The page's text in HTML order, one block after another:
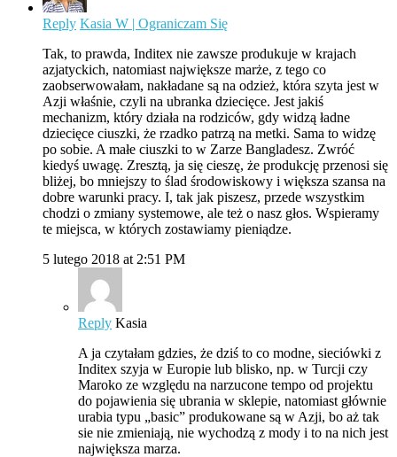
Reply Kasia W | Ograniczam Się
Tak, to prawda, Inditex nie zawsze produkuje w krajach
azjatyckich, natomiast największe marże, z tego co
zaobserwowałam, nakładane są na odzież, która szyta jest w
Azji właśnie, czyli na ubranka dziecięce. Jest jakiś
mechanizm, który działa na rodziców, gdy widzą ładne
dziecięce ciuszki, że rzadko patrzą na metki. Sama to widzę
po sobie. A małe ciuszki to w Zarze Bangladesz. Zwróć
kiedyś uwagę. Zresztą, ja się cieszę, że produkcję przenosi się
bliżej, bo mniejszy to ślad środowiskowy i większa szansa na
dobre warunki pracy. I, tak jak piszesz, przede wszystkim
chodzi o zmiany systemowe, ale też o nasz głos. Wspieramy
te miejsca, w których zostawiamy pieniądze.
5 lutego 2018 at 2:51 PM
Reply Kasia
A ja czytałam gdzies, że dziś to co modne, sieciówki z
Inditex szyja w Europie lub blisko, np. w Turcji czy
Maroko ze względu na narzucone tempo od projektu
do pojawienia się ubrania w sklepie, natomiast głównie
urabia typu „basic” produkowane są w Azji, bo aż tak
sie nie zmieniają, nie wychodzą z mody i to na nich jest
największa marza.